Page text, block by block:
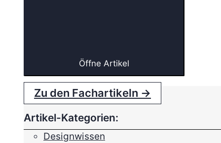
Öffne Artikel
Zu den Fachartikeln →
Artikel-Kategorien:
Designwissen